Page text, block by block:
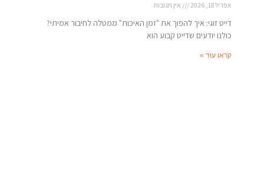
אפריל 18, 2026 אין תגובות
דייט זוגי: איך להפוך את "זמן האיכות" ממטלה לחיבור אמיתי?
כולנו יודעים שדייט קבוע הוא
קראו עוד »